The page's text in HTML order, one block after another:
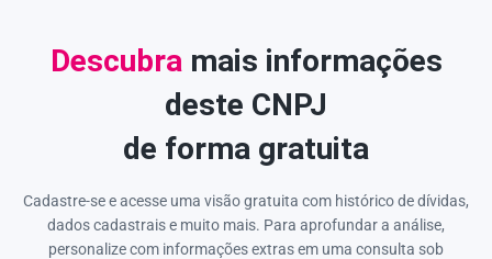
Descubra mais informações
deste CNPJ
de forma gratuita
Cadastre-se e acesse uma visão gratuita com histórico de dívidas,
dados cadastrais e muito mais. Para aprofundar a análise,
personalize com informações extras em uma consulta sob